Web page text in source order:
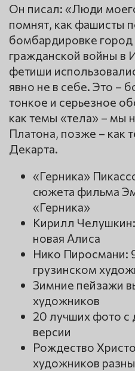
Он писал: «Люди
помнят, как фашисты
бомбардировке город
гражданской войны в
фетиши
явно не в себе. Это –
тонкое и серьезное
как темы «тела» – мы
Платона, позже – как
Декарта.
«Герника»
сюжета фильма
«Герника»
Кирилл Челушкин:
новая Алиса
Нико Пиросмани:
грузинском
Зимние пейзажи
художников
20 лучших фото с
версии
Рождество
художников